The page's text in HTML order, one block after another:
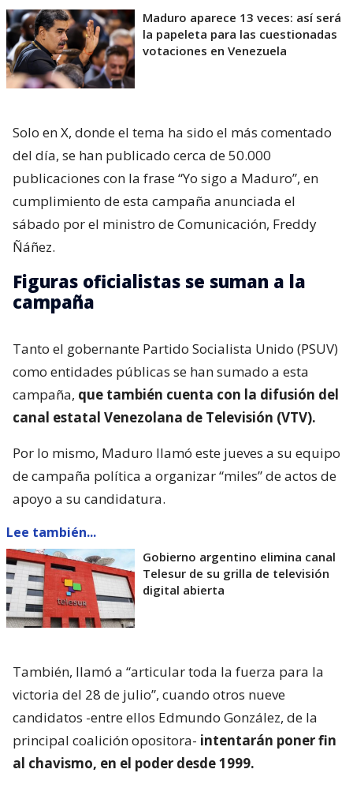
Maduro aparece 13 veces: así será
la papeleta para las cuestionadas
votaciones en Venezuela
Solo en X, donde el tema ha sido el más comentado
del día, se han publicado cerca de 50.000
publicaciones con la frase “Yo sigo a Maduro”, en
cumplimiento de esta campaña anunciada el
sábado por el ministro de Comunicación, Freddy
Ñáñez.
Figuras oficialistas se suman a la
campaña
Tanto el gobernante Partido Socialista Unido (PSUV)
como entidades públicas se han sumado a esta
campaña, que también cuenta con la difusión del
canal estatal Venezolana de Televisión (VTV).
Por lo mismo, Maduro llamó este jueves a su equipo
de campaña política a organizar “miles” de actos de
apoyo a su candidatura.
Lee también...
Gobierno argentino elimina canal
Telesur de su grilla de televisión
digital abierta
También, llamó a “articular toda la fuerza para la
victoria del 28 de julio”, cuando otros nueve
candidatos -entre ellos Edmundo González, de la
principal coalición opositora- intentarán poner fin
al chavismo, en el poder desde 1999.